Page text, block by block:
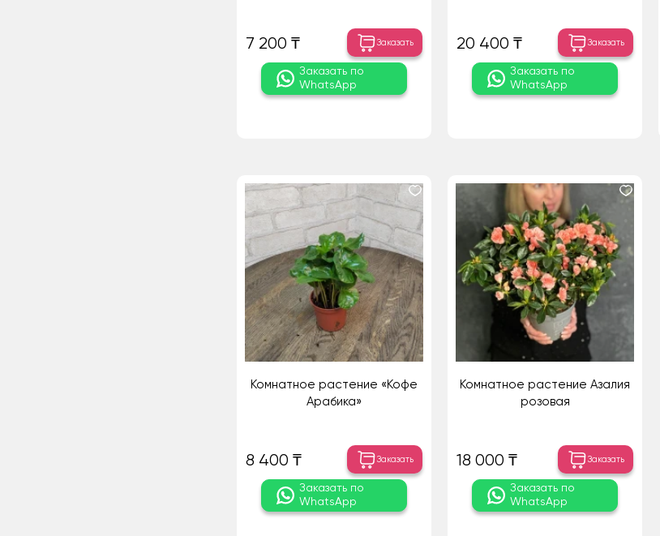
7 200 ₸ Заказать
Заказать по
WhatsApp
20 400 ₸ Заказать
Заказать по
WhatsApp
Комнатное растение «Кофе
Арабика»
8 400 ₸ Заказать
Заказать по
WhatsApp
Комнатное растение Азалия
розовая
18 000 ₸ Заказать
Заказать по
WhatsApp